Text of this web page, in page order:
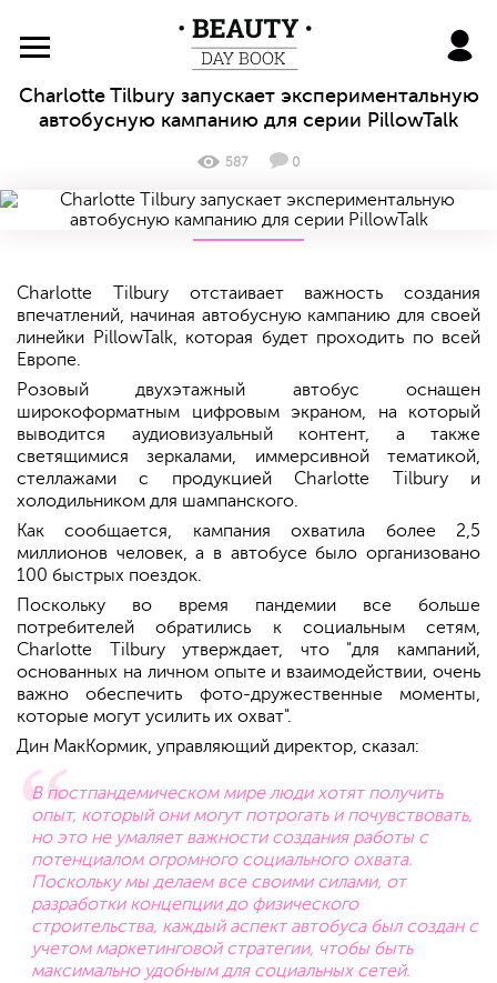
BeautyDayBook
Charlotte Tilbury запускает экспериментальную
автобусную кампанию для серии PillowTalk
587 0
Charlotte Tilbury отстаивает важность создания
впечатлений, начиная автобусную кампанию для своей
линейки PillowTalk, которая будет проходить по всей
Европе.
Розовый двухэтажный автобус оснащен
широкоформатным цифровым экраном, на который
выводится аудиовизуальный контент, а также
светящимися зеркалами, иммерсивной тематикой,
стеллажами с продукцией Charlotte Tilbury и
холодильником для шампанского.
Как сообщается, кампания охватила более 2,5
миллионов человек, а в автобусе было организовано
100 быстрых поездок.
Поскольку во время пандемии все больше
потребителей обратились к социальным сетям,
Charlotte Tilbury утверждает, что "для кампаний,
основанных на личном опыте и взаимодействии, очень
важно обеспечить фото-дружественные моменты,
которые могут усилить их охват".
Дин МакКормик, управляющий директор, сказал:
В постпандемическом мире люди хотят получить
опыт, который они могут потрогать и почувствовать,
но это не умаляет важности создания работы с
потенциалом огромного социального охвата.
Поскольку мы делаем все своими силами, от
разработки концепции до физического
строительства, каждый аспект автобуса был создан с
учетом маркетинговой стратегии, чтобы быть
максимально удобным для социальных сетей.